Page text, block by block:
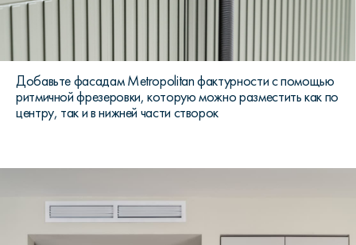
Добавьте фасадам Metropolitan фактурности с помощью
ритмичной фрезеровки, которую можно разместить как по
центру, так и в нижней части створок